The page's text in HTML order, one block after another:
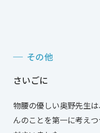
その他
さいごに
物腰の優しい奥野先生
んのことを第一に考え